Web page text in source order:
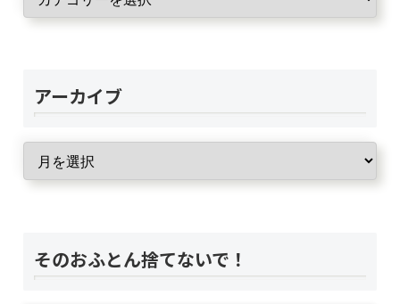
アーカイブ
そのおふとん捨てないで！